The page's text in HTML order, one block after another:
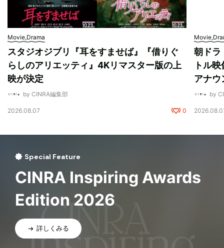
Movie,Drama
スタジオジブリ『耳をすませば』『借りぐ
らしのアリエッティ』4Kリマスター版の上
映が決定
by CINRA編集部
2026.08.07 0
朝ドラ
トル
アナウ
by
Special Feature
CINRA Inspiring Awards
Edition 2026
詳しくみる